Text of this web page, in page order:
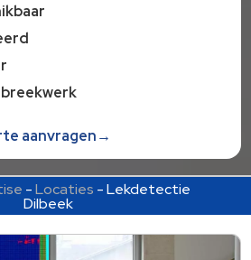
aanvragen→
-Locaties -Lekdetectie
Dilbeek